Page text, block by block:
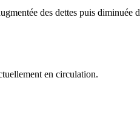
des dettes puis diminuée
en circulation.